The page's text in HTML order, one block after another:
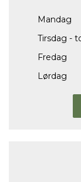
Mandag
Tirsdag -
Fredag
Lørdag